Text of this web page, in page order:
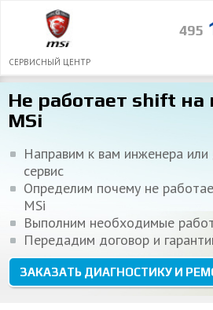
СЕРВИСНЫЙ ЦЕНТР
495
почему не работает кнопка Shift на ноутбуке
“Понравилось, что курьер сам отвез и
Не работает shift на
MSi
Направим к вам инженера или
сервис
Определим почему не
MSi
Выполним необходимые
Передадим договор и
ЗАКАЗАТЬ ДИАГНОСТИКУ И